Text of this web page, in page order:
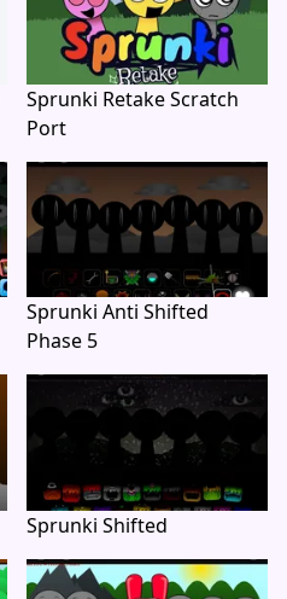
Sprunki Retake Scratch
Port
Sprunki Anti Shifted
Phase 5
Sprunki Shifted